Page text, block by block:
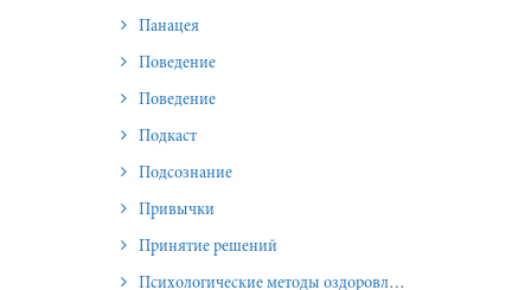
Панацея
Поведение
Поведение
Подкаст
Подсознание
Привычки
Принятие решений
Психологические методы оздоровления и омоложения